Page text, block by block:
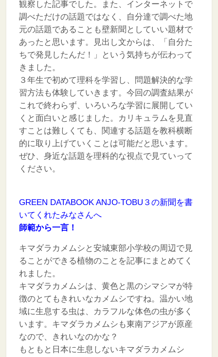
観察した記事でした。また、インターネットで
調べただけの話題ではなく、自分達で調べた地
元の話題であることも壁新聞としていい題材で
あったと思います。見出し文からは、「自分た
ちで発見したんだ！」という気持ちが伝わって
きました。
３年生で初めて理科を学習し、問題解決的な学
習方法も体験していきます。今回の調査結果が
これで終わらず、いろいろな学習に展開してい
くと面白いと感じました。カリキュラムを見直
すことは難しくても、関連する話題を教科横断
的に取り上げていくことは可能だと思います。
ぜひ、身近な話題を理科的な視点で見ていって
ください。
GREEN DATABOOK ANJO-TOBU３の新聞を書
いてくれたみなさんへ
師範から一言！
キマダラカメムシと安城東部小学校の周辺で見
ることができる植物のことを記事にまとめてく
れました。
キマダラカメムシは、黄色と黒のシマシマが特
徴のとてもきれいなカメムシですね。温かい地
域に生息する虫は、カラフルな体色の虫が多く
います。キマダラカメムシも東南アジアが原産
なので、きれいなのかな？
もともと日本に生息しないキマダラカメムシ